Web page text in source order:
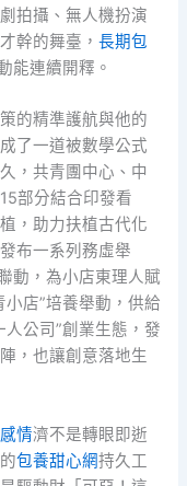
拍攝、無人機扮演
幹的舞臺，長期包
能連續開釋。
的精準護航與他的
了一道被數學公式
久，共青團中心、中
部分結合印發看
，助力扶植古代化
布一系列務虛舉
動，為小店東理人賦
小店”培養舉動，供給
公司”創業生態，發
，也讓創意落地生
情濟不是轉眼即逝
包養甜心網持久工